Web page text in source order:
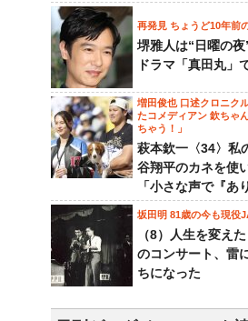
再発見 ちょうど10年前
堺雅人は“日曜の
ドラマ「真田丸」
増田俊也 口述クロニク
たコメディアン 欽ちゃ
ちゃう！」
萩本欽一〈34〉
谷翔平のカネを使
「小さな声で『あ
坂田明 81歳の今も現役
（8）人生を変え
のコンサート、雷
ちになった